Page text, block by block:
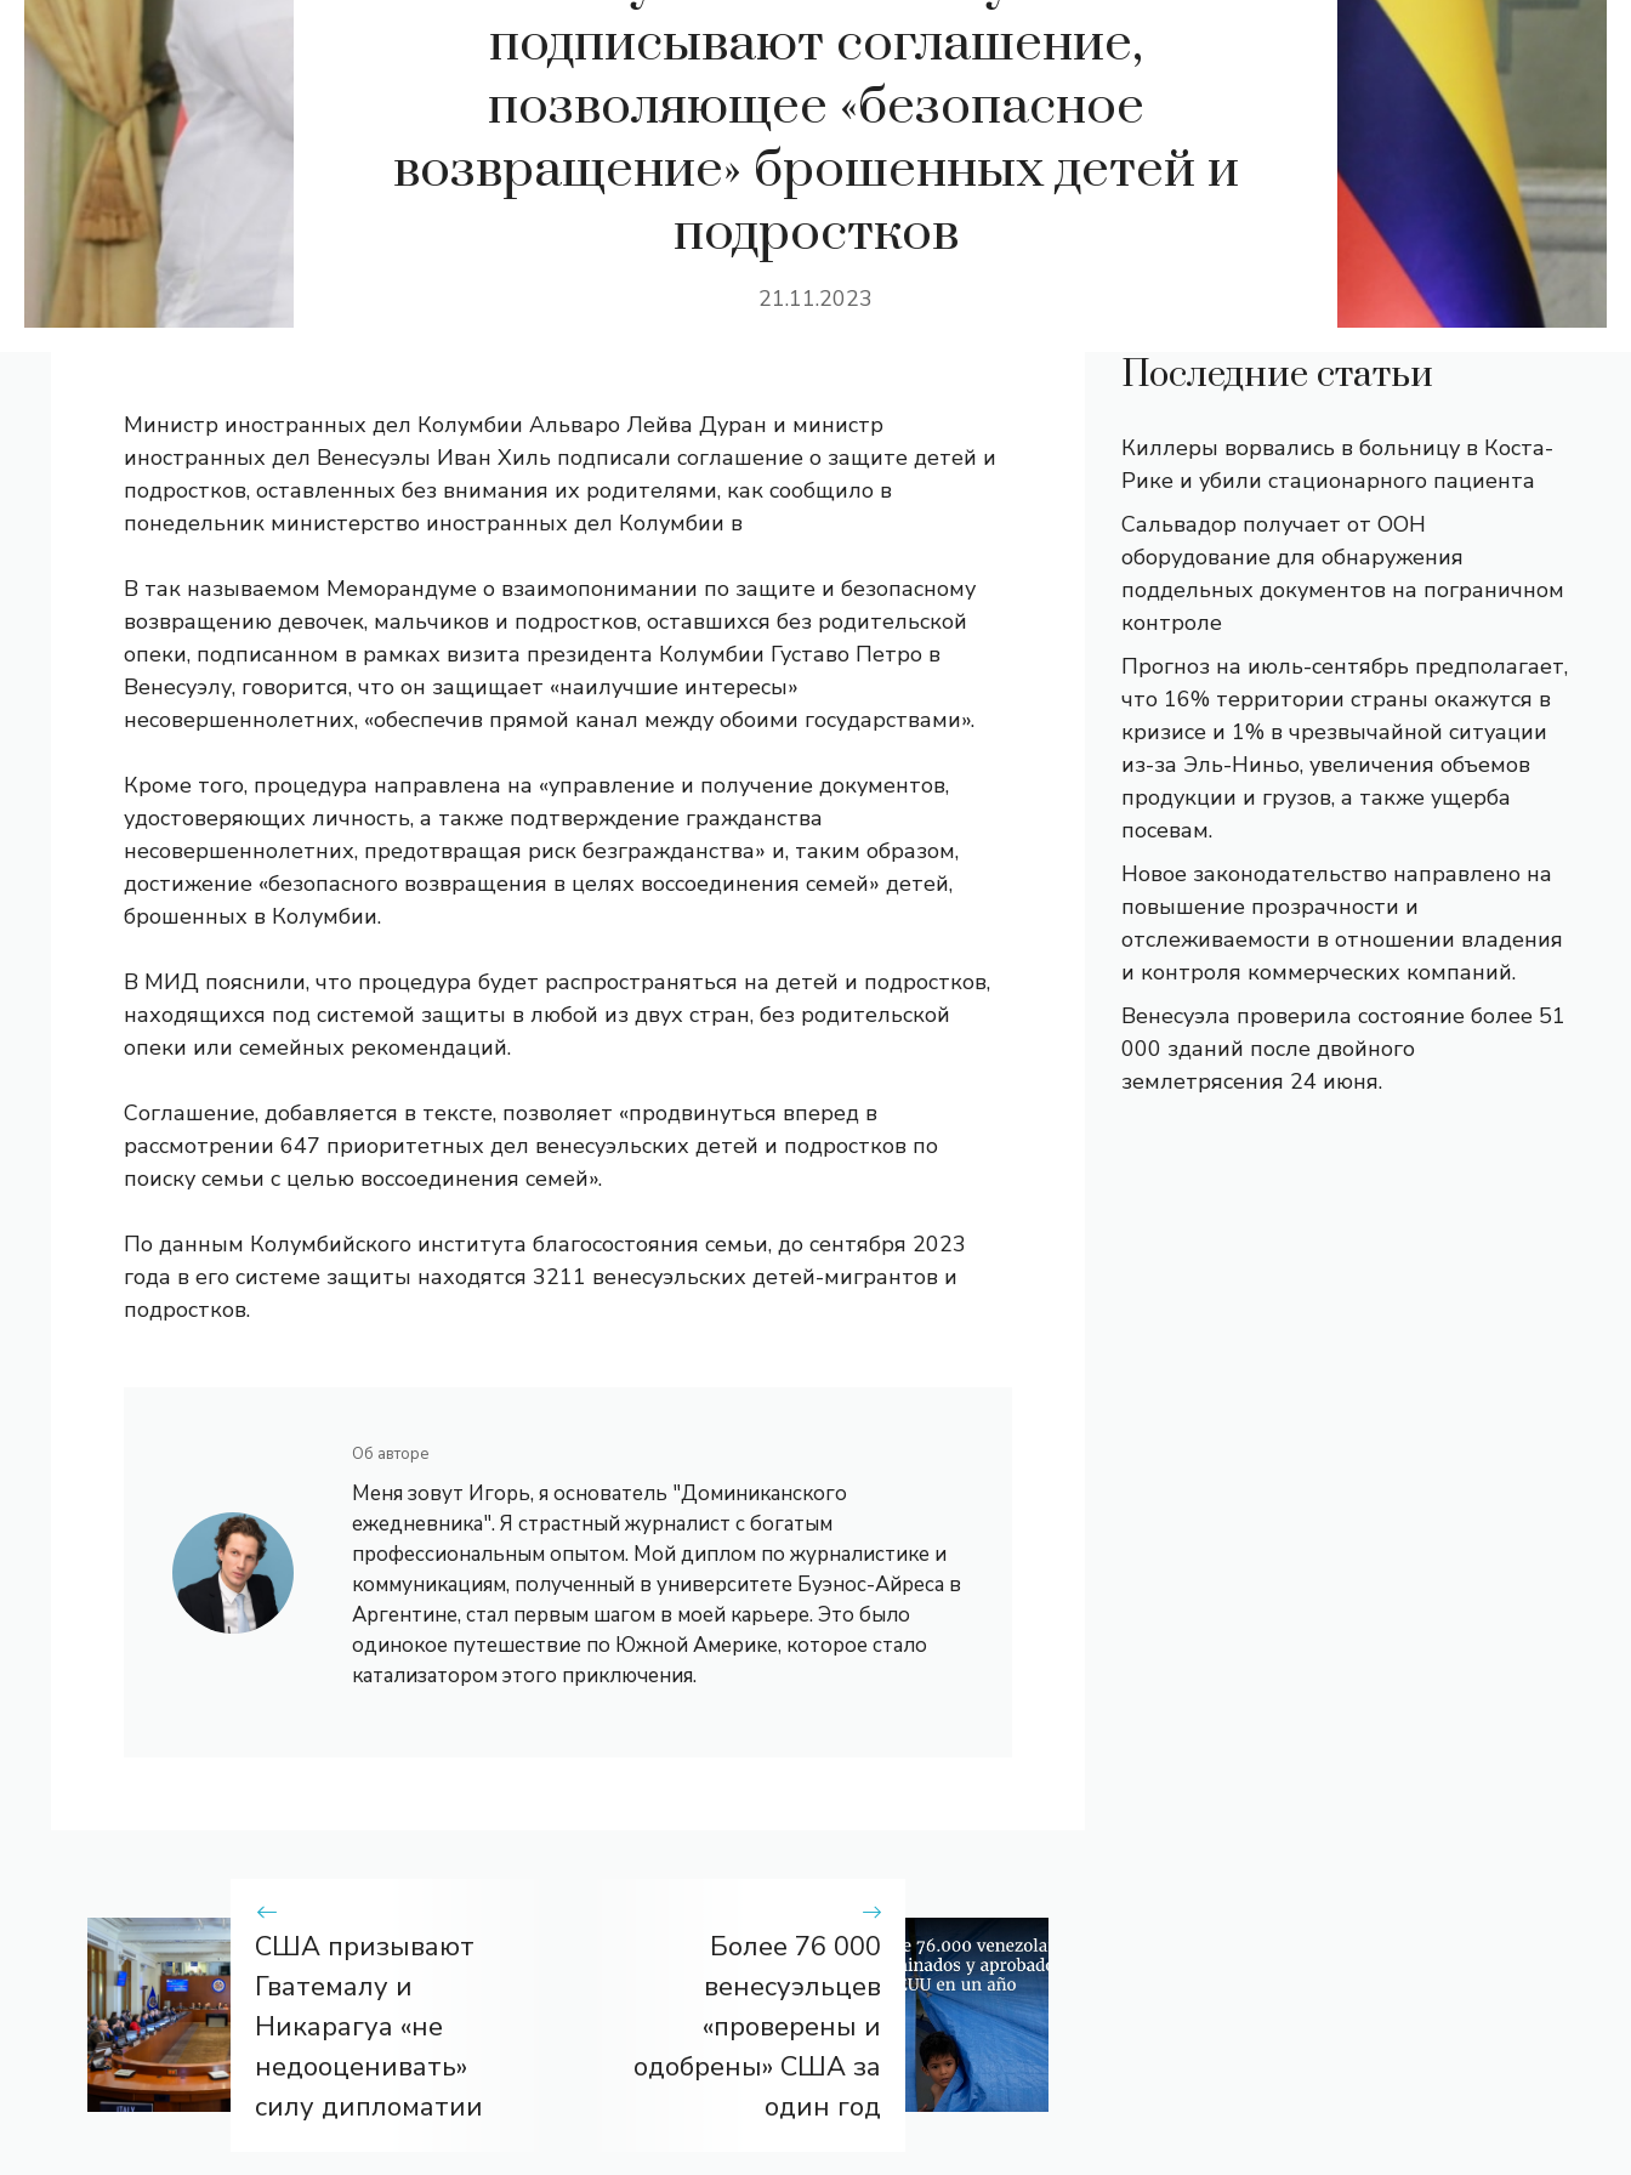
подписывают соглашение,
позволяющее «безопасное
возвращение» брошенных детей и
подростков
21.11.2023
Министр иностранных дел Колумбии Альваро Лейва Дуран и министр
иностранных дел Венесуэлы Иван Хиль подписали соглашение о защите детей и
подростков, оставленных без внимания их родителями, как сообщило в
понедельник министерство иностранных дел Колумбии в
В так называемом Меморандуме о взаимопонимании по защите и безопасному
возвращению девочек, мальчиков и подростков, оставшихся без родительской
опеки, подписанном в рамках визита президента Колумбии Густаво Петро в
Венесуэлу, говорится, что он защищает «наилучшие интересы»
несовершеннолетних, «обеспечив прямой канал между обоими государствами».
Кроме того, процедура направлена ​​на «управление и получение документов,
удостоверяющих личность, а также подтверждение гражданства
несовершеннолетних, предотвращая риск безгражданства» и, таким образом,
достижение «безопасного возвращения в целях воссоединения семей» детей,
брошенных в Колумбии.
В МИД пояснили, что процедура будет распространяться на детей и подростков,
находящихся под системой защиты в любой из двух стран, без родительской
опеки или семейных рекомендаций.
Соглашение, добавляется в тексте, позволяет «продвинуться вперед в
рассмотрении 647 приоритетных дел венесуэльских детей и подростков по
поиску семьи с целью воссоединения семей».
По данным Колумбийского института благосостояния семьи, до сентября 2023
года в его системе защиты находятся 3211 венесуэльских детей-мигрантов и
подростков.
Об авторе
Меня зовут Игорь, я основатель "Доминиканского
ежедневника". Я страстный журналист с богатым
профессиональным опытом. Мой диплом по журналистике и
коммуникациям, полученный в университете Буэнос-Айреса в
Аргентине, стал первым шагом в моей карьере. Это было
одинокое путешествие по Южной Америке, которое стало
катализатором этого приключения.
США призывают
Гватемалу и
Никарагуа «не
недооценивать»
силу дипломатии
Более 76 000
венесуэльцев
«проверены и
одобрены» США за
один год
Последние статьи
Киллеры ворвались в больницу в Коста-
Рике и убили стационарного пациента
Сальвадор получает от ООН
оборудование для обнаружения
поддельных документов на пограничном
контроле
Прогноз на июль-сентябрь предполагает,
что 16% территории страны окажутся в
кризисе и 1% в чрезвычайной ситуации
из-за Эль-Ниньо, увеличения объемов
продукции и грузов, а также ущерба
посевам.
Новое законодательство направлено на
повышение прозрачности и
отслеживаемости в отношении владения
и контроля коммерческих компаний.
Венесуэла проверила состояние более 51
000 зданий после двойного
землетрясения 24 июня.